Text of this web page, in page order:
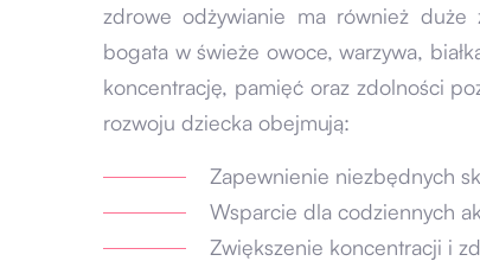
zdrowe odżywianie ma również duże
bogata w świeże owoce, warzywa,
koncentrację, pamięć oraz zdolności
rozwoju dziecka obejmują:
Zapewnienie niezbędnych
Wsparcie dla codziennych
Zwiększenie koncentracji i